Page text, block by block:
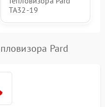
TA32-19
Pard